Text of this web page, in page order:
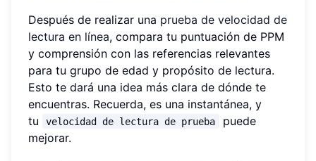
Después de realizar una prueba de velocidad de
lectura en línea, compara tu puntuación de PPM
y comprensión con las referencias relevantes
para tu grupo de edad y propósito de lectura.
Esto te dará una idea más clara de dónde te
encuentras. Recuerda, es una instantánea, y
tu
velocidad de lectura de prueba
puede
mejorar.